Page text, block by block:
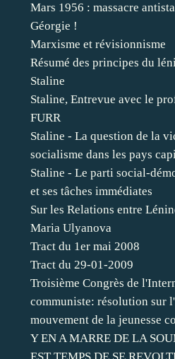
Mars 1956 : massacre
Géorgie !
Marxisme et révisionnisme
Résumé des principes du
Staline
Staline, Entrevue avec le
FURR
Staline - La question de la
socialisme dans les pays
Staline - Le parti social-
et ses tâches immédiates
Sur les Relations entre
Maria Ulyanova
Tract du 1er mai 2008
Tract du 29-01-2009
Troisième Congrès de
communiste: résolution sur
mouvement de la jeunesse
Y EN A MARRE DE LA